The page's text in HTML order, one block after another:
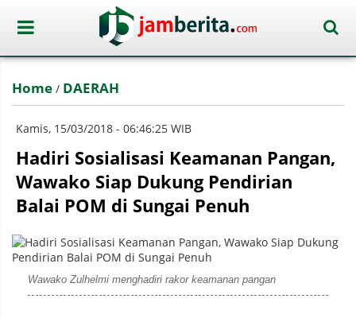
Home / DAERAH
Kamis, 15/03/2018 - 06:46:25 WIB
Hadiri Sosialisasi Keamanan Pangan,
Wawako Siap Dukung Pendirian
Balai POM di Sungai Penuh
Wawako Zulhelmi menghadiri rakor keamanan pangan